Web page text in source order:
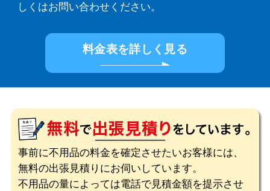
しくはお問い合わせください。
料金表を詳しく見る
事前に不用品の料金を確定させたいお客様には、
無料の出張見積りにお伺いしています。
不用品の量によっては電話で見積金額を提示させ